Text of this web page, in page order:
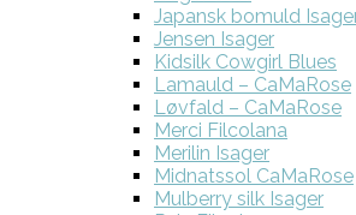
Japansk bomuld
Jensen Isager
Kidsilk Cowgirl Blues
Lamauld – CaMaRose
Løvfald – CaMaRose
Merci Filcolana
Merilin Isager
Midnatssol CaMaRose
Mulberry silk Isager